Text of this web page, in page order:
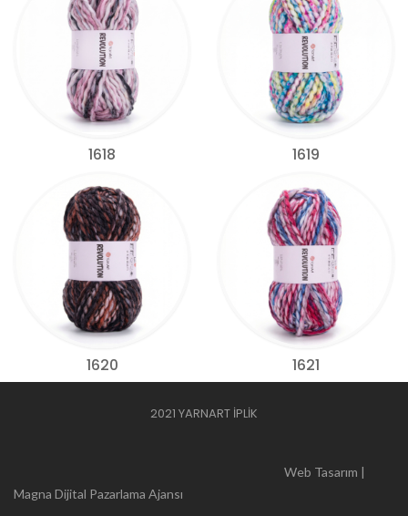
1618 1619
1620 1621
2021 YARNART İPLİK
Web Tasarım |
Magna Dijital Pazarlama Ajansı